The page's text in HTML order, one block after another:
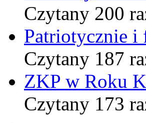
Czytany 200
Patriotycznie
Czytany 187
ZKP w Roku
Czytany 173